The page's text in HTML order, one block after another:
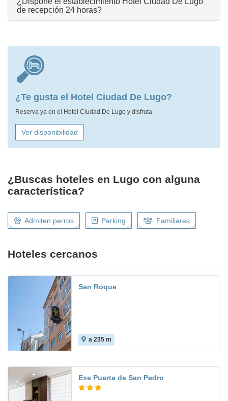
de recepción 24 horas?
¿Te gusta el Hotel Ciudad De Lugo?
Reserva ya en el Hotel Ciudad De Lugo y disfruta
Ver disponibilidad
¿Buscas hoteles en Lugo con alguna
característica?
Admiten perros Parking Familiares
Hoteles cercanos
San Roque
a 235 m
Exe Puerta de San Pedro